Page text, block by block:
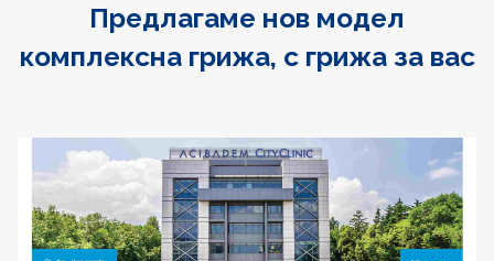
Предлагаме нов модел
комплексна грижа, с грижа за вас